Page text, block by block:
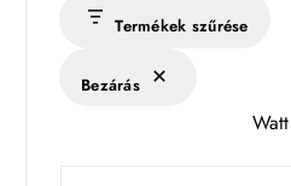
s
k
Termékek szűrése
Bezárás
Watt